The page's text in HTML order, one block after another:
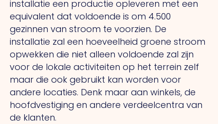
installatie een productie opleveren met een
equivalent dat voldoende is om 4.500
gezinnen van stroom te voorzien. De
installatie zal een hoeveelheid groene stroom
opwekken die niet alleen voldoende zal zijn
voor de lokale activiteiten op het terrein zelf
maar die ook gebruikt kan worden voor
andere locaties. Denk maar aan winkels, de
hoofdvestiging en andere verdeelcentra van
de klanten.